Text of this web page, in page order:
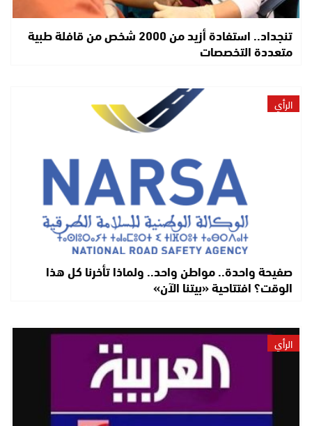
تنجداد.. استفادة أزيد من 2000 شخص من قافلة طبية
متعددة التخصصات
الرأي
صفيحة واحدة.. مواطن واحد.. ولماذا تأخرنا كل هذا
الوقت؟ افتتاحية «بيتنا الآن»
الرأي